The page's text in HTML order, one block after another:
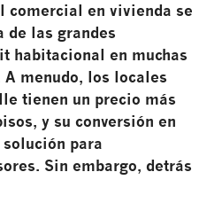
comercial en vivienda se
de las grandes
habitacional en muchas
menudo, los locales
tienen un precio más
y su conversión en
para
Sin embargo, detrás